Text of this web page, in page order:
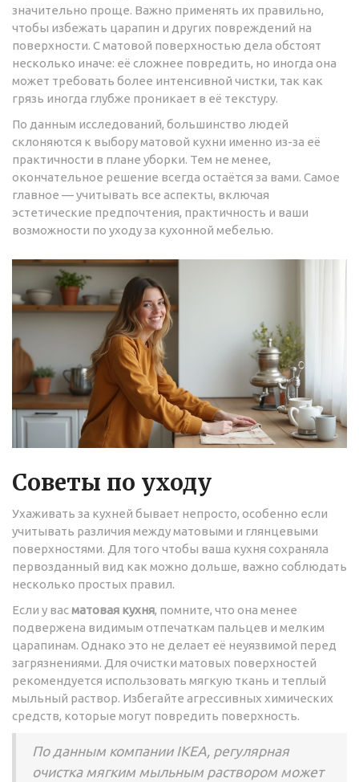
значительно проще. Важно применять их правильно,
чтобы избежать царапин и других повреждений на
поверхности. С матовой поверхностью дела обстоят
несколько иначе: её сложнее повредить, но иногда она
может требовать более интенсивной чистки, так как
грязь иногда глубже проникает в её текстуру.
По данным исследований, большинство людей
склоняются к выбору матовой кухни именно из-за её
практичности в плане уборки. Тем не менее,
окончательное решение всегда остаётся за вами. Самое
главное — учитывать все аспекты, включая
эстетические предпочтения, практичность и ваши
возможности по уходу за кухонной мебелью.
Советы по уходу
Ухаживать за кухней бывает непросто, особенно если
учитывать различия между матовыми и глянцевыми
поверхностями. Для того чтобы ваша кухня сохраняла
первозданный вид как можно дольше, важно соблюдать
несколько простых правил.
Если у васматовая кухня, помните, что она менее
подвержена видимым отпечаткам пальцев и мелким
царапинам. Однако это не делает её неуязвимой перед
загрязнениями. Для очистки матовых поверхностей
рекомендуется использовать мягкую ткань и теплый
мыльный раствор. Избегайте агрессивных химических
средств, которые могут повредить поверхность.
По данным компании IKEA, регулярная
очистка мягким мыльным раствором может